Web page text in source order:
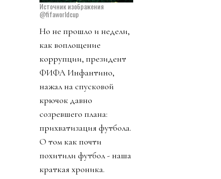
Источник изображения
@fifaworldcup
Но не прошло и недели,
как воплощение
коррупции, президент
ФИФА Инфантино,
нажал на спусковой
крючок давно
созревшего плана:
прихватизация футбола.
О том как почти
похитили футбол - наша
краткая хроника.